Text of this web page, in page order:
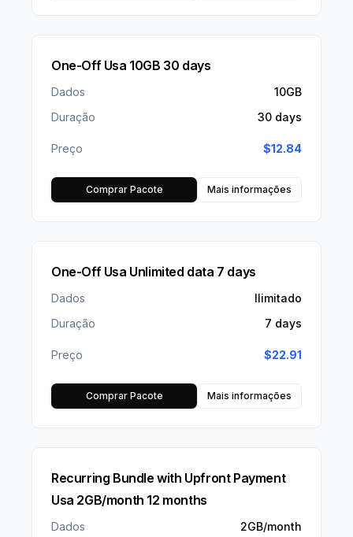
One-Off Usa 10GB 30 days
Dados
10GB
Duração
30 days
Preço $12.84
Comprar Pacote Mais informações
One-Off Usa Unlimited data 7 days
Dados
Ilimitado
Duração
7 days
Preço $22.91
Comprar Pacote Mais informações
Recurring Bundle with Upfront Payment
Usa 2GB/month 12 months
Dados 2GB/month